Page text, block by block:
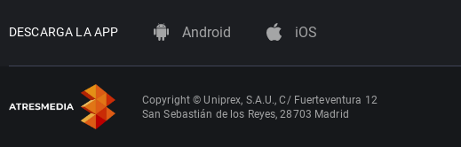
DESCARGA LA APP Android iOS
Copyright © Uniprex, S.A.U., C/ Fuerteventura 12
San Sebastián de los Reyes, 28703 Madrid